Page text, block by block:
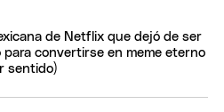
de Netflix que dejó de ser
para convertirse en meme eterno
sentido)